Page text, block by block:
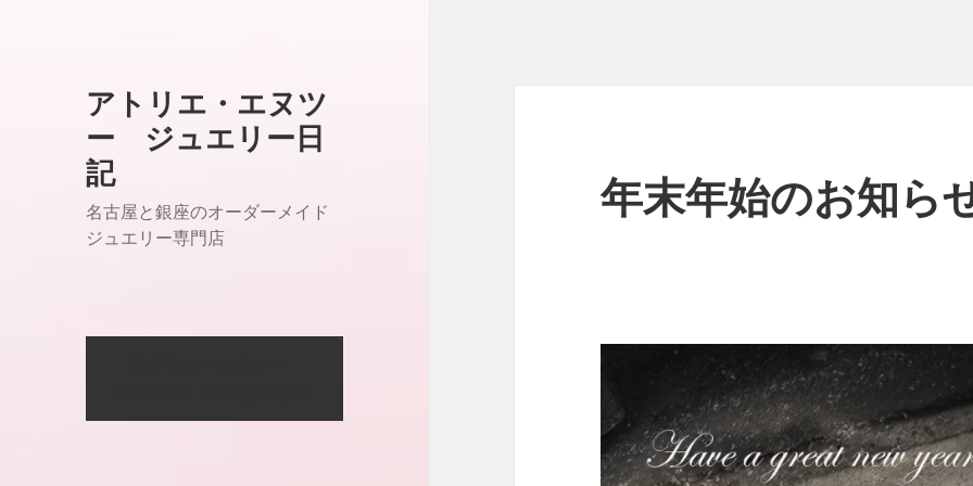
アトリエ・エヌツ
ー ジュエリー日
記
名古屋と銀座のオーダーメイド
ジュエリー専門店
年末年始のお知ら